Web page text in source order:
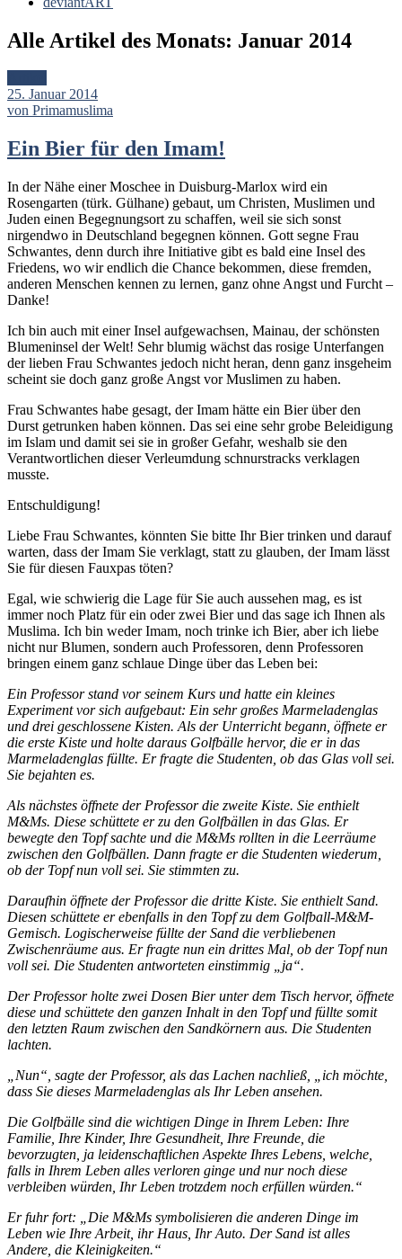
Alle Artikel des Monats: Januar 2014
25. Januar 2014
von Primamuslima
Ein Bier für den Imam!
In der Nähe einer Moschee in Duisburg-Marlox wird ein
Rosengarten (türk. Gülhane) gebaut, um Christen, Muslimen und
Juden einen Begegnungsort zu schaffen, weil sie sich sonst
nirgendwo in Deutschland begegnen können. Gott segne Frau
Schwantes, denn durch ihre Initiative gibt es bald eine Insel des
Friedens, wo wir endlich die Chance bekommen, diese fremden,
anderen Menschen kennen zu lernen, ganz ohne Angst und Furcht –
Danke!
Ich bin auch mit einer Insel aufgewachsen, Mainau, der schönsten
Blumeninsel der Welt! Sehr blumig wächst das rosige Unterfangen
der lieben Frau Schwantes jedoch nicht heran, denn ganz insgeheim
scheint sie doch ganz große Angst vor Muslimen zu haben.
Frau Schwantes habe gesagt, der Imam hätte ein Bier über den
Durst getrunken haben können. Das sei eine sehr grobe Beleidigung
im Islam und damit sei sie in großer Gefahr, weshalb sie den
Verantwortlichen dieser Verleumdung schnurstracks verklagen
musste.
Entschuldigung!
Liebe Frau Schwantes, könnten Sie bitte Ihr Bier trinken und darauf
warten, dass der Imam Sie verklagt, statt zu glauben, der Imam lässt
Sie für diesen Fauxpas töten?
Egal, wie schwierig die Lage für Sie auch aussehen mag, es ist
immer noch Platz für ein oder zwei Bier und das sage ich Ihnen als
Muslima. Ich bin weder Imam, noch trinke ich Bier, aber ich liebe
nicht nur Blumen, sondern auch Professoren, denn Professoren
bringen einem ganz schlaue Dinge über das Leben bei:
Ein Professor stand vor seinem Kurs und hatte ein kleines
Experiment vor sich aufgebaut: Ein sehr großes Marmeladenglas
und drei geschlossene Kisten. Als der Unterricht begann, öffnete er
die erste Kiste und holte daraus Golfbälle hervor, die er in das
Marmeladenglas füllte. Er fragte die Studenten, ob das Glas voll sei.
Sie bejahten es.
Als nächstes öffnete der Professor die zweite Kiste. Sie enthielt
M&Ms. Diese schüttete er zu den Golfbällen in das Glas. Er
bewegte den Topf sachte und die M&Ms rollten in die Leerräume
zwischen den Golfbällen. Dann fragte er die Studenten wiederum,
ob der Topf nun voll sei. Sie stimmten zu.
Daraufhin öffnete der Professor die dritte Kiste. Sie enthielt Sand.
Diesen schüttete er ebenfalls in den Topf zu dem Golfball-M&M-
Gemisch. Logischerweise füllte der Sand die verbliebenen
Zwischenräume aus. Er fragte nun ein drittes Mal, ob der Topf nun
voll sei. Die Studenten antworteten einstimmig „ja“.
Der Professor holte zwei Dosen Bier unter dem Tisch hervor, öffnete
diese und schüttete den ganzen Inhalt in den Topf und füllte somit
den letzten Raum zwischen den Sandkörnern aus. Die Studenten
lachten.
„Nun“, sagte der Professor, als das Lachen nachließ, „ich möchte,
dass Sie dieses Marmeladenglas als Ihr Leben ansehen.
Die Golfbälle sind die wichtigen Dinge in Ihrem Leben: Ihre
Familie, Ihre Kinder, Ihre Gesundheit, Ihre Freunde, die
bevorzugten, ja leidenschaftlichen Aspekte Ihres Lebens, welche,
falls in Ihrem Leben alles verloren ginge und nur noch diese
verbleiben würden, Ihr Leben trotzdem noch erfüllen würden.“
Er fuhr fort: „Die M&Ms symbolisieren die anderen Dinge im
Leben wie Ihre Arbeit, ihr Haus, Ihr Auto. Der Sand ist alles
Andere, die Kleinigkeiten.“